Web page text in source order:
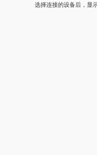
选择连接的设备后，显